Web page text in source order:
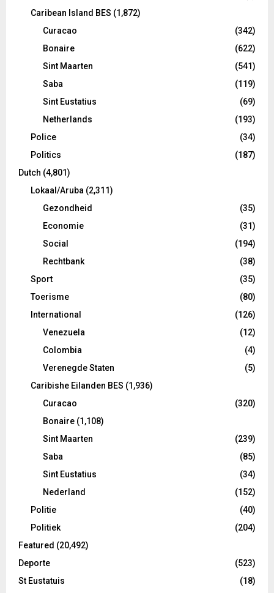
Caribean Island BES (1,872)
Curacao
(342)
Bonaire
(622)
Sint Maarten
(541)
Saba
(119)
Sint Eustatius
(69)
Netherlands
(193)
Police
(34)
Politics
(187)
Dutch (4,801)
Lokaal/Aruba (2,311)
Gezondheid
(35)
Economie
(31)
Social
(194)
Rechtbank
(38)
Sport
(35)
Toerisme
(80)
International
(126)
Venezuela
(12)
Colombia
(4)
Verenegde Staten
(5)
Caribishe Eilanden BES (1,936)
Curacao
(320)
Bonaire (1,108)
Sint Maarten
(239)
Saba
(85)
Sint Eustatius
(34)
Nederland
(152)
Politie
(40)
Politiek
(204)
Featured (20,492)
Deporte
(523)
St Eustatuis
(18)